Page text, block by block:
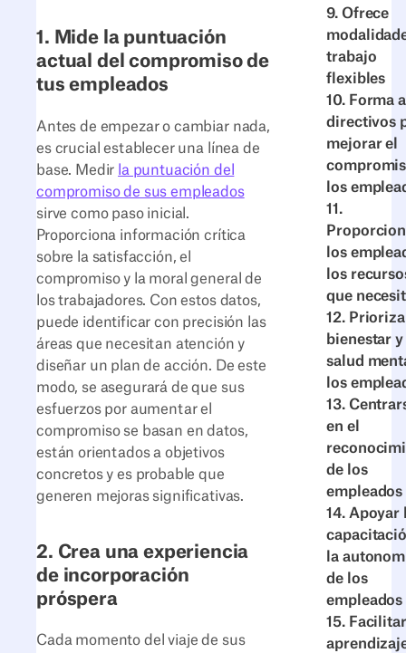
9. Ofrece
trabajo
flexibles
10. Forma
directivos
mejorar el
los
11.
los
los
que
12.
bienestar y
salud
los
13.
en el
de los
empleados
14. Apoyar
la
de los
empleados
15.
1. Mide la puntuación
actual del compromiso de
tus empleados
Antes de empezar o cambiar nada,
es crucial establecer una línea de
base. Medir la puntuación del
compromiso de sus empleados
sirve como paso inicial.
Proporciona información crítica
sobre la satisfacción, el
compromiso y la moral general de
los trabajadores. Con estos datos,
puede identificar con precisión las
áreas que necesitan atención y
diseñar un plan de acción. De este
modo, se asegurará de que sus
esfuerzos por aumentar el
compromiso se basan en datos,
están orientados a objetivos
concretos y es probable que
generen mejoras significativas.
2. Crea una experiencia
de incorporación
próspera
Cada momento del viaje de sus